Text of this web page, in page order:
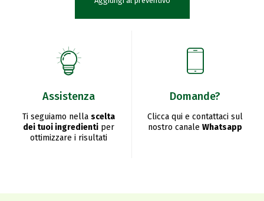
Assistenza
Ti seguiamo nella scelta
dei tuoi ingredienti per
ottimizzare i risultati
Domande?
Clicca qui e contattaci sul
nostro canale Whatsapp